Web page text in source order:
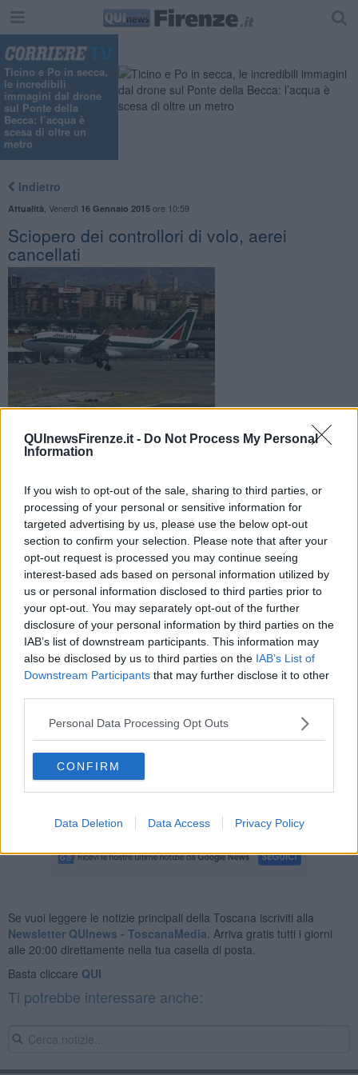
QUInewsFirenze.it - Do Not Process My Personal
Information
If you wish to opt-out of the sale, sharing to third parties, or
processing of your personal or sensitive information for
targeted advertising by us, please use the below opt-out
section to confirm your selection. Please note that after your
opt-out request is processed you may continue seeing
interest-based ads based on personal information utilized by
us or personal information disclosed to third parties prior to
your opt-out. You may separately opt-out of the further
disclosure of your personal information by third parties on the
IAB’s list of downstream participants. This information may
also be disclosed by us to third parties on the IAB’s List of
Downstream Participants that may further disclose it to other
Personal Data Processing Opt Outs
CONFIRM
Data Deletion Data Access Privacy Policy
Ticino e Po in secca,
le incredibili
immagini dal drone
sul Ponte della
Becca: l’acqua è
scesa di oltre un
metro
Indietro
Attualità Venerdì 16 Gennaio 2015ore 10:59
Sciopero dei controllori di volo, aerei
cancellati
L'agitazione ha toccato anche gli scali di Pisa e Firenze,
disagi per i viaggiatori che si trovano nei due aeroporti
FIRENZE —All'aeroporto Vespucci di Firenze i voli cancellati per
ora sono quello in partenza per Munichdelle ore 13.10 della Air
Dolomiti, quello delle 13.45 perGinevra della Darwin Airline,
l'aereo in partenza alle 14.25 perFracofortedella Lufthansa e
quello delle 14.55 perBirminghamdella compagnia aerea Flybe.
saranno garantite le prestazioni indispensabili secondo
normativa vigente”.
Lo sciopero nazionale di
(Ente nazionale di assistenza al volo) è stato indetto dalla sigla
sindacale Unica dalle13 alle 17, e coinvolgerà aeroporti nazionali e
Se vuoi leggere le notizie principali della Toscana iscriviti alla
Newsletter QUInews - ToscanaMedia. Arriva gratis tutti i giorni
alle 20:00 direttamente nella tua casella di posta.
Basta cliccare QUI
Ti potrebbe interessare anche: